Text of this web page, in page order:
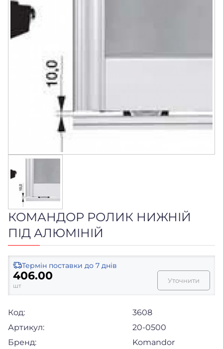
КОМАНДОР РОЛИК НИЖНІЙ
ПІД АЛЮМІНІЙ
Термін поставки до 7 днів
406.00
шт
Уточнити
Код:
3608
Артикул:
20-0500
Бренд:
Komandor